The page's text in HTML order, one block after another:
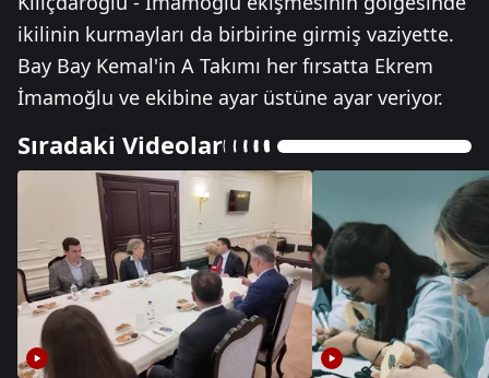
ikilinin kurmayları da birbirine girmiş vaziyette.
Bay Bay Kemal'in A Takımı her fırsatta Ekrem
İmamoğlu ve ekibine ayar üstüne ayar veriyor.
Sıradaki Videolar